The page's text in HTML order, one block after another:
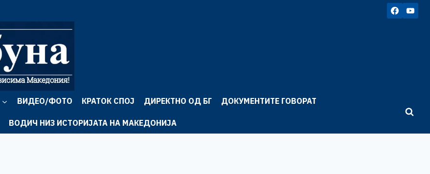
ВИДЕО/ФОТО КРАТОК СПОЈ ДИРЕКТНО ОД БГ ДОКУМЕНТИТЕ ГОВОРАТ
ВОДИЧ НИЗ ИСТОРИЈАТА НА МАКЕДОНИЈА